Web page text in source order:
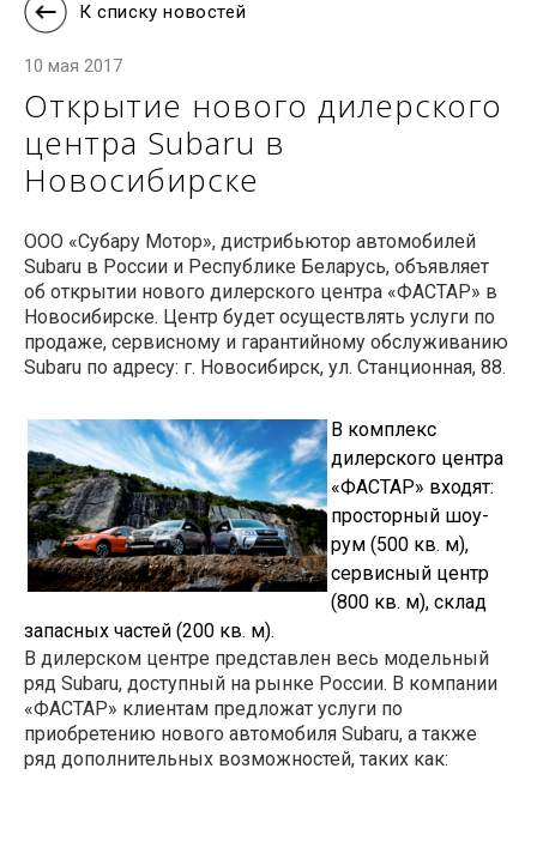
К списку новостей
10 мая 2017
Открытие нового дилерского
центра Subaru в
Новосибирске
ООО «Субару Мотор», дистрибьютор автомобилей
Subaru в России и Республике Беларусь, объявляет
об открытии нового дилерского центра «ФАСТАР» в
Новосибирске. Центр будет осуществлять услуги по
продаже, сервисному и гарантийному обслуживанию
Subaru по адресу: г. Новосибирск, ул. Станционная, 88.
В комплекс
дилерского центра
«ФАСТАР» входят:
просторный шоу-
рум (500 кв. м),
сервисный центр
(800 кв. м), склад
запасных частей (200 кв. м).
В дилерском центре представлен весь модельный
ряд Subaru, доступный на рынке России. В компании
«ФАСТАР» клиентам предложат услуги по
приобретению нового автомобиля Subaru, а также
ряд дополнительных возможностей, таких как: